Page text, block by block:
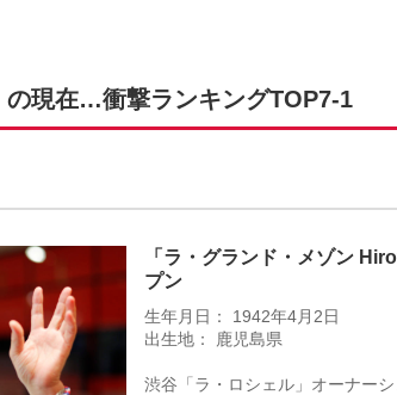
の現在…衝撃ランキングTOP7-1
「ラ・グランド・メゾン
プン
生年月日： 1942年4月2日
出生地： 鹿児島県
渋谷「ラ・ロシェル」オーナー